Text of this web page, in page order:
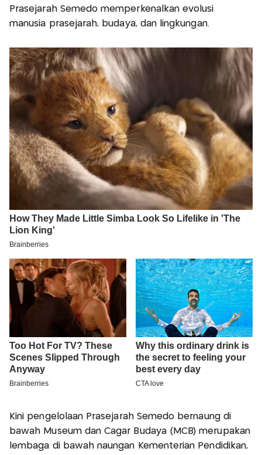
Prasejarah Semedo memperkenalkan evolusi
manusia prasejarah, budaya, dan lingkungan.
Kini pengelolaan Prasejarah Semedo bernaung di
bawah Museum dan Cagar Budaya (MCB) merupakan
lembaga di bawah naungan Kementerian Pendidikan,